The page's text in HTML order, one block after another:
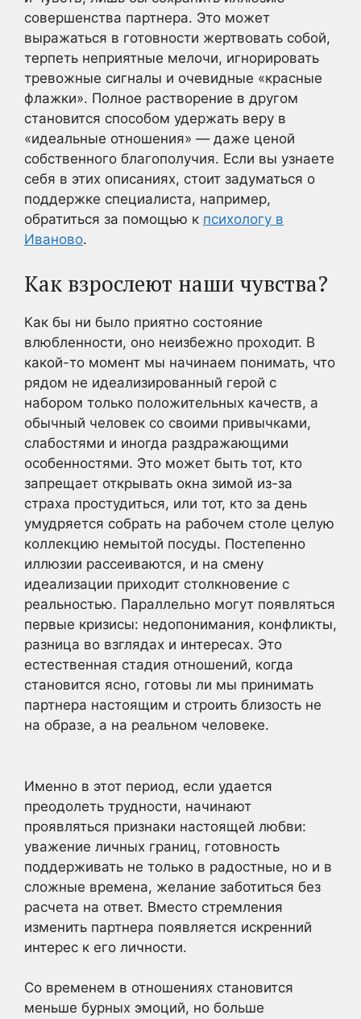
совершенства партнера. Это может
выражаться в готовности жертвовать собой,
терпеть неприятные мелочи, игнорировать
тревожные сигналы и очевидные «красные
флажки». Полное растворение в другом
становится способом удержать веру в
«идеальные отношения» — даже ценой
собственного благополучия. Если вы узнаете
себя в этих описаниях, стоит задуматься о
поддержке специалиста, например,
обратиться за помощью к психологу в
Иваново.
Как взрослеют наши чувства?
Как бы ни было приятно состояние
влюбленности, оно неизбежно проходит. В
какой-то момент мы начинаем понимать, что
рядом не идеализированный герой с
набором только положительных качеств, а
обычный человек со своими привычками,
слабостями и иногда раздражающими
особенностями. Это может быть тот, кто
запрещает открывать окна зимой из-за
страха простудиться, или тот, кто за день
умудряется собрать на рабочем столе целую
коллекцию немытой посуды. Постепенно
иллюзии рассеиваются, и на смену
идеализации приходит столкновение с
реальностью. Параллельно могут появляться
первые кризисы: недопонимания, конфликты,
разница во взглядах и интересах. Это
естественная стадия отношений, когда
становится ясно, готовы ли мы принимать
партнера настоящим и строить близость не
на образе, а на реальном человеке.
Именно в этот период, если удается
преодолеть трудности, начинают
проявляться признаки настоящей любви:
уважение личных границ, готовность
поддерживать не только в радостные, но и в
сложные времена, желание заботиться без
расчета на ответ. Вместо стремления
изменить партнера появляется искренний
интерес к его личности.
Со временем в отношениях становится
меньше бурных эмоций, но больше